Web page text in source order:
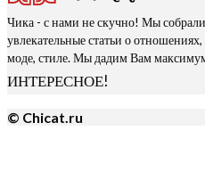
Чика - с нами не скучно! Мы
увлекательные статьи о
моде, стиле. Мы дадим Вам
ИНТЕРЕСНОЕ!
© Chicat.ru